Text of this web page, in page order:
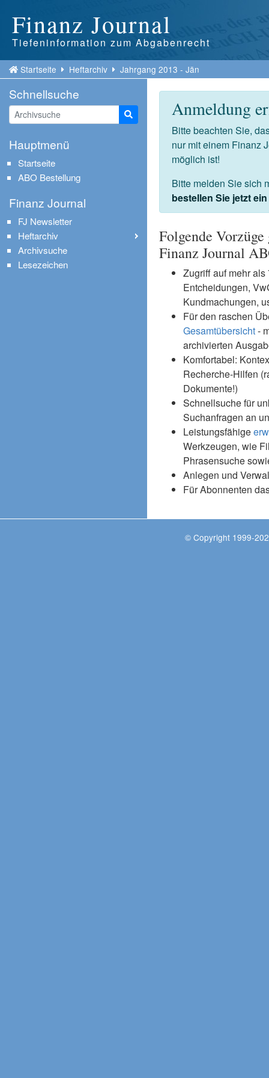
Finanz Journal
Tiefeninformation zum Abgabenrecht
Startseite Heftarchiv Jahrgang 2013 - Jän
Anmeldung
Bitte beachten Sie,
nur mit einem Finanz
möglich ist!
Bitte melden Sie sich
bestellen Sie jetzt
Folgende
Finanz Journal
Zugriff auf mehr
Entcheidungen,
Kundmachungen,
Für den raschen
Gesamtübersicht-
archivierten
Komfortabel:
Recherche-Hilfen
Dokumente!)
Schnellsuche für
Suchanfragen an
Leistungsfähige
Werkzeugen, wie
Phrasensuche
Anlegen und
Für Abonnenten
Schnellsuche
Suche starten
Hauptmenü
Startseite
ABO Bestellung
Finanz Journal
FJ Newsletter
Heftarchiv
Archivsuche
Lesezeichen
© Copyright 1999-